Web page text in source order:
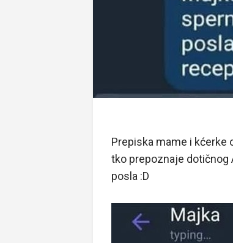
Prepiska mame i kćerke
tko prepoznaje dotičnog
posla :D